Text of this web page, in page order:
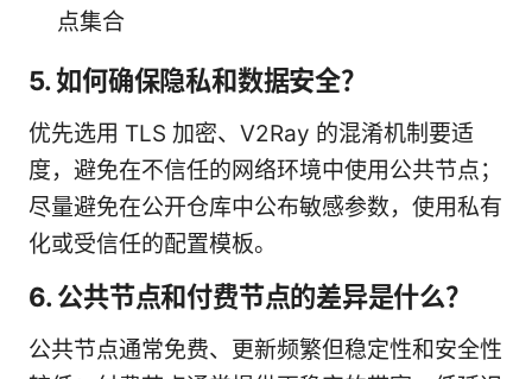
点集合
5. 如何确保隐私和数据安全？
优先选用 TLS 加密、V2Ray 的混淆机制要适
度，避免在不信任的网络环境中使用公共节点；
尽量避免在公开仓库中公布敏感参数，使用私有
化或受信任的配置模板。
6. 公共节点和付费节点的差异是什么？
公共节点通常免费、更新频繁但稳定性和安全性